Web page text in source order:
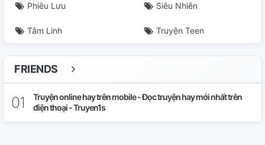
Phiêu Lưu Siêu Nhiên
Tâm Linh Truyện Teen
FRIENDS
Truyện online hay trên mobile - Đọc truyện hay mới nhất trên
điện thoại - Truyen1s